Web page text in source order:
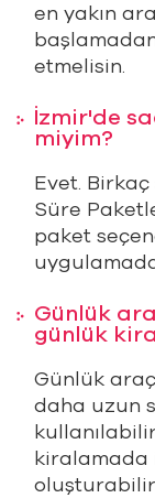
en yakın
etmelisin.
İzmir'de
miyim?
Evet.
Süre
paket
Günlük
günlük
Günlük
daha uzun
kiralamada
oluşturabilir